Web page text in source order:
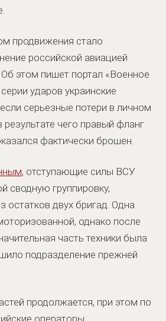
продвижения стало
российской авиацией
этом пишет портал «Военное
ударов украинские
серьезные потери в личном
результате чего правый фланг
фактически брошен.
, отступающие силы ВСУ
сводную группировку,
двух бригад. Одна
однако после
часть техники была
подразделение прежней
продолжается, при этом по
операторы